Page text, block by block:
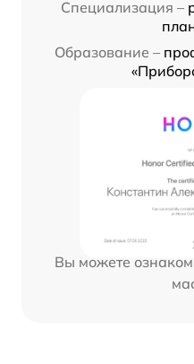
Специализация –
Образование –
Вы можете